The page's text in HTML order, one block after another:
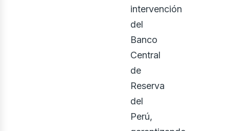
intervención
del
Banco
Central
de
Reserva
del
Perú,